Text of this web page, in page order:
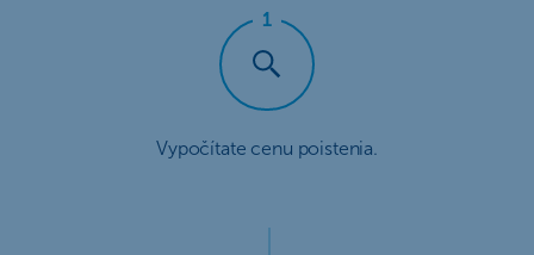
Vypočítate cenu poistenia.